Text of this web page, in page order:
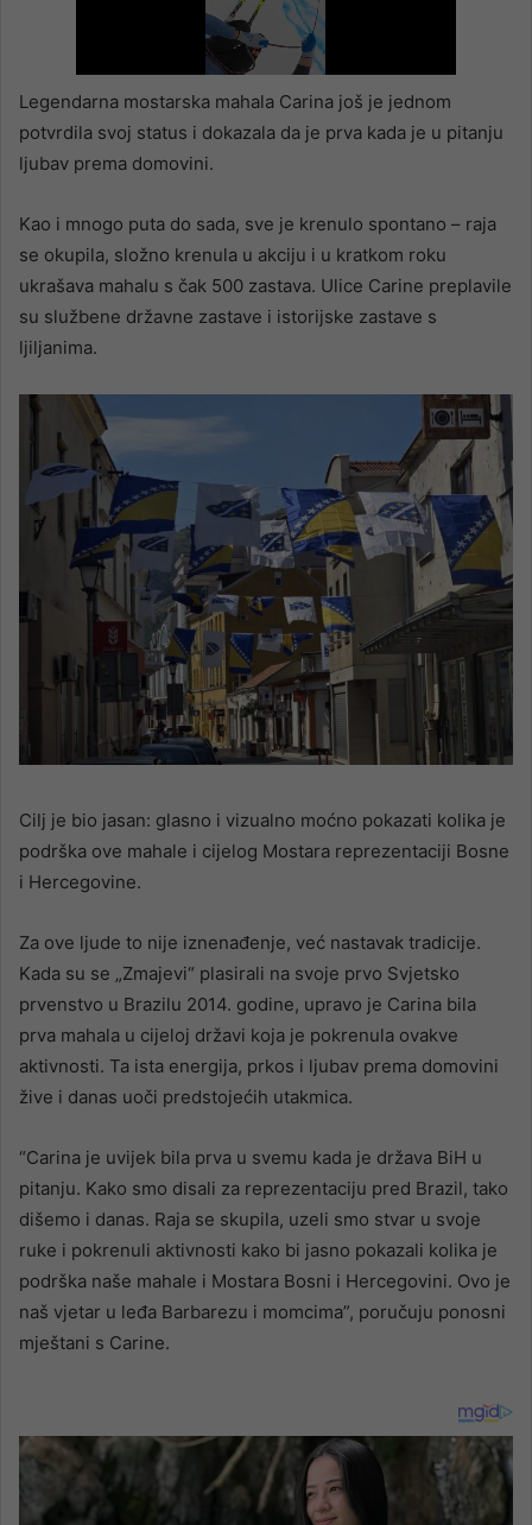
Legendarna mostarska mahala Carina još je jednom
potvrdila svoj status i dokazala da je prva kada je u pitanju
ljubav prema domovini.
Kao i mnogo puta do sada, sve je krenulo spontano – raja
se okupila, složno krenula u akciju i u kratkom roku
ukrašava mahalu s čak 500 zastava. Ulice Carine preplavile
su službene državne zastave i istorijske zastave s
ljiljanima.
Cilj je bio jasan: glasno i vizualno moćno pokazati kolika je
podrška ove mahale i cijelog Mostara reprezentaciji Bosne
i Hercegovine.
Za ove ljude to nije iznenađenje, već nastavak tradicije.
Kada su se „Zmajevi“ plasirali na svoje prvo Svjetsko
prvenstvo u Brazilu 2014. godine, upravo je Carina bila
prva mahala u cijeloj državi koja je pokrenula ovakve
aktivnosti. Ta ista energija, prkos i ljubav prema domovini
žive i danas uoči predstojećih utakmica.
“Carina je uvijek bila prva u svemu kada je država BiH u
pitanju. Kako smo disali za reprezentaciju pred Brazil, tako
dišemo i danas. Raja se skupila, uzeli smo stvar u svoje
ruke i pokrenuli aktivnosti kako bi jasno pokazali kolika je
podrška naše mahale i Mostara Bosni i Hercegovini. Ovo je
naš vjetar u leđa Barbarezu i momcima”, poručuju ponosni
mještani s Carine.